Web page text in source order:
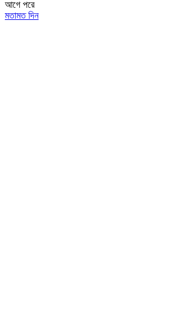
আগে পরে
মতামত দিন